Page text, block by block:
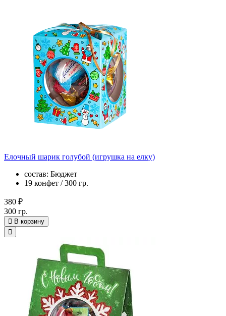
Елочный шарик голубой (игрушка на елку)
состав: Бюджет
19 конфет / 300 гр.
380 ₽
300 гр.
В корзину